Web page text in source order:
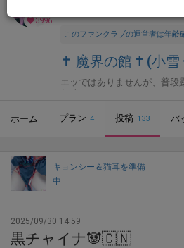
3996
このファンクラブの運営者は年
‪✝︎ 魔界の館 † (小雪
エッではありませんが、普段
ホーム プラン 4 投稿 133 バ
キョンシー＆猫耳を準備
中
2025/09/30 14:59
黒チャイナ🐼🇨🇳